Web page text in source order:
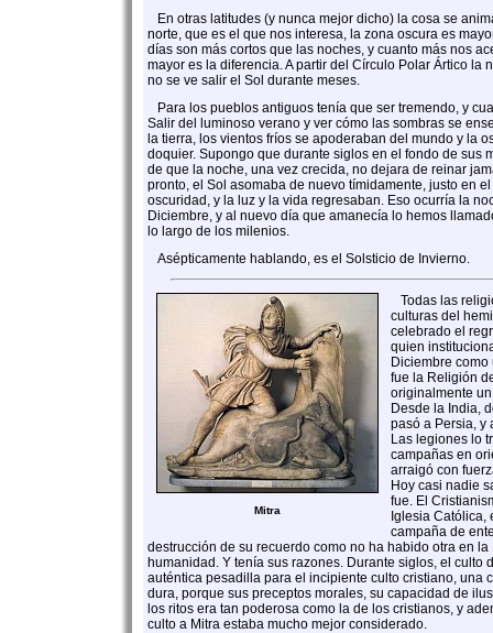
En otras latitudes (y nunca mejor dicho) la cosa se
norte, que es el que nos interesa, la zona oscura es
días son más cortos que las noches, y cuanto más nos
mayor es la diferencia. A partir del Círculo Polar Ártico la
no se ve salir el Sol durante meses.
Para los pueblos antiguos tenía que ser tremendo, y
Salir del luminoso verano y ver cómo las sombras se
la tierra, los vientos fríos se apoderaban del mundo y la
doquier. Supongo que durante siglos en el fondo de sus
de que la noche, una vez crecida, no dejara de reinar
pronto, el Sol asomaba de nuevo tímidamente, justo en
oscuridad, y la luz y la vida regresaban. Eso ocurría la
Diciembre, y al nuevo día que amanecía lo hemos
lo largo de los milenios.
Asépticamente hablando, es el Solsticio de Invierno.
Mitra
Todas las
culturas del
celebrado el
quien
Diciembre
fue la Religión
originalmente
Desde la India,
pasó a Persia, y
Las legiones lo
campañas en
arraigó con
Hoy casi nadie
fue. El
Iglesia Católica,
campaña de
destrucción de su recuerdo como no ha habido otra en la
humanidad. Y tenía sus razones. Durante siglos, el culto
auténtica pesadilla para el incipiente culto cristiano, una
dura, porque sus preceptos morales, su capacidad de
los ritos era tan poderosa como la de los cristianos, y
culto a Mitra estaba mucho mejor considerado.